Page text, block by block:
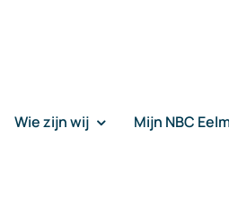
Wie zijn wij Mijn NBC